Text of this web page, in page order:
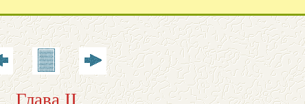
Глава II